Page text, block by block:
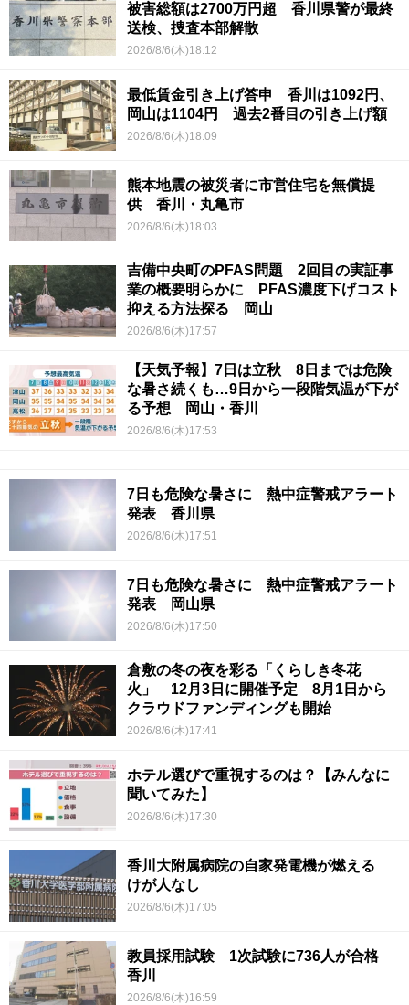
被害総額は2700万円超 香川県警が最終
送検、捜査本部解散
2026/8/6(木)18:12
最低賃金引き上げ答申 香川は1092円、
岡山は1104円 過去2番目の引き上げ額
2026/8/6(木)18:09
熊本地震の被災者に市営住宅を無償提
供 香川・丸亀市
2026/8/6(木)18:03
吉備中央町のPFAS問題 2回目の実証事
業の概要明らかに PFAS濃度下げコスト
抑える方法探る 岡山
2026/8/6(木)17:57
【天気予報】7日は立秋 8日までは危険
な暑さ続くも…9日から一段階気温が下が
る予想 岡山・香川
2026/8/6(木)17:53
7日も危険な暑さに 熱中症警戒アラート
発表 香川県
2026/8/6(木)17:51
7日も危険な暑さに 熱中症警戒アラート
発表 岡山県
2026/8/6(木)17:50
倉敷の冬の夜を彩る「くらしき冬花
火」 12月3日に開催予定 8月1日から
クラウドファンディングも開始
2026/8/6(木)17:41
ホテル選びで重視するのは？【みんなに
聞いてみた】
2026/8/6(木)17:30
香川大附属病院の自家発電機が燃える
けが人なし
2026/8/6(木)17:05
教員採用試験 1次試験に736人が合格
香川
2026/8/6(木)16:59